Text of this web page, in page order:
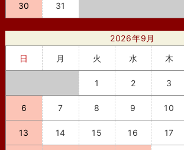
30 31
2026年9月
日
月 火 水 木
1 2 3
6 7 8 9 10
13 14 15 16 17